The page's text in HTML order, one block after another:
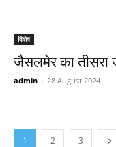
विशेष
जैसलमेर का तीसरा
admin - 28 August 2024
1 2 3